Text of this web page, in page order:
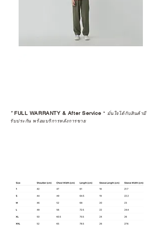
*FULL WARRANTY & After Service * มั่นใจได้กับสินค้ามี
รับประกัน พร้อมบริการหลังการขาย